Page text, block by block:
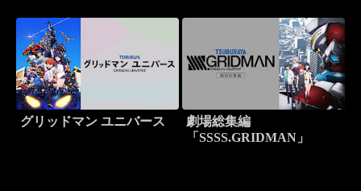
グリッドマン ユニバース
劇場総集編
「SSSS.GRIDMAN」